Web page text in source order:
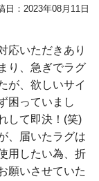
日： 2023年08月11日
応いただきあり
り、急ぎでラグ
が、欲しいサイ
困っていまし
して即決！(笑)
、届いたラグは
用したい為、折
願いさせていた